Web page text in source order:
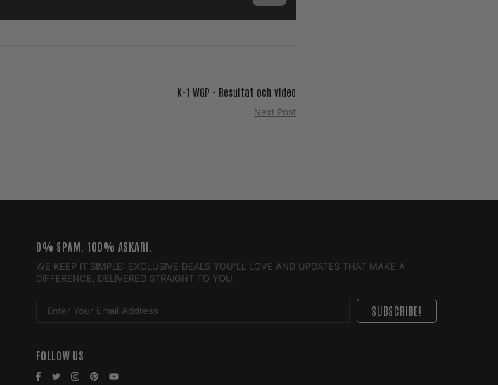
K-1 WGP - Resultat och video
Next Post
0% SPAM. 100% ASKARI.
WE KEEP IT SIMPLE: EXCLUSIVE DEALS YOU'LL LOVE AND UPDATES THAT MAKE A
DIFFERENCE, DELIVERED STRAIGHT TO YOU.
FOLLOW US